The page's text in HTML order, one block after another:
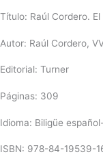
Título: Raúl Cordero.
Autor: Raúl Cordero,
Editorial: Turner
Páginas: 309
Idioma: Biligüe
ISBN: 978-84-19539-